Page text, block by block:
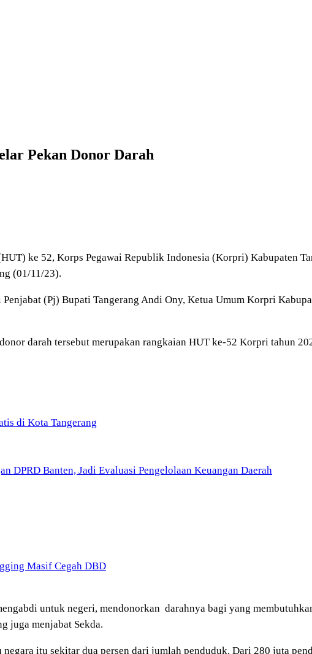
Pekan Donor Darah
ke 52, Korps Pegawai Republik Indonesia (Korpri) Kabupaten
(01/11/23).
(Pj) Bupati Tangerang Andi Ony, Ketua Umum Korpri
darah tersebut merupakan rangkaian HUT ke-52 Korpri tahun
di Kota Tangerang
DPRD Banten, Jadi Evaluasi Pengelolaan Keuangan Daerah
Masif Cegah DBD
untuk negeri, mendonorkan darahnya bagi yang
juga menjabat Sekda.
itu sekitar dua persen dari jumlah penduduk. Dari 280 juta